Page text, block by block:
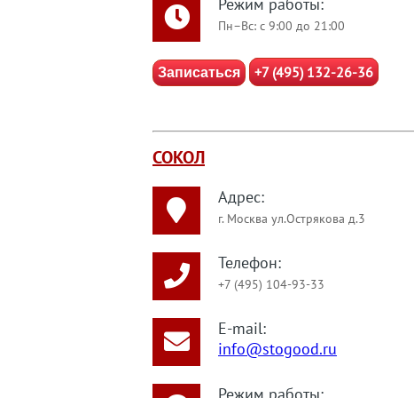
Пн–Вс: с 9:00 до 21:00
Записаться +7 (495) 132-26-36
СОКОЛ
Адрес:
г. Москва ул.Острякова д.3
Телефон:
+7 (495) 104-93-33
E-mail:
info@stogood.ru